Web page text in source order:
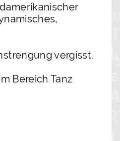
vergisst.
Bereich Tanz